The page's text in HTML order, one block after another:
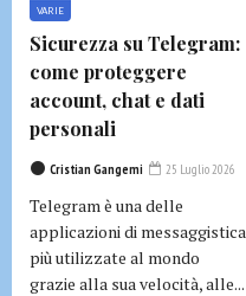
VARIE
Sicurezza su Telegram:
come proteggere
account, chat e dati
personali
Cristian Gangemi 25 Luglio 2026
Telegram è una delle
applicazioni di messaggistica
più utilizzate al mondo
grazie alla sua velocità, alle...